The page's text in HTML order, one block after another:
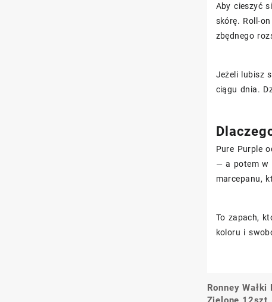
Aby cieszyć
skórę. Roll-
zbędnego
Jeżeli lubisz
ciągu dnia.
Pure Purple
— a potem w
marcepanu,
To zapach,
koloru i
Ronney